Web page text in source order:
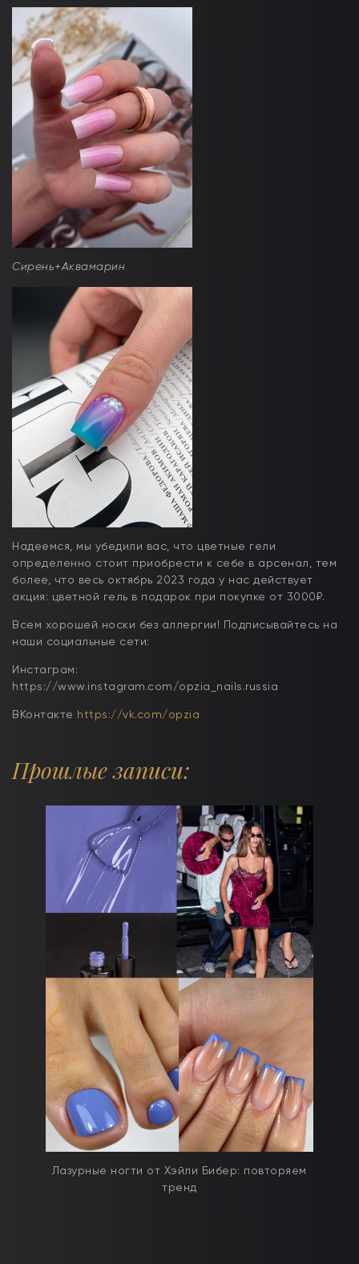
Сирень+Аквамарин
Надеемся, мы убедили вас, что цветные гели
определенно стоит приобрести к себе в арсенал, тем
более, что весь октябрь 2023 года у нас действует
акция: цветной гель в подарок при покупке от 3000₽.
Всем хорошей носки без аллергии! Подписывайтесь на
наши социальные сети:
Инстаграм:
https://www.instagram.com/opzia_nails.russia
ВКонтакте https://vk.com/opzia
Прошлые записи:
Лазурные ногти от Хэйли Бибер: повторяем
тренд